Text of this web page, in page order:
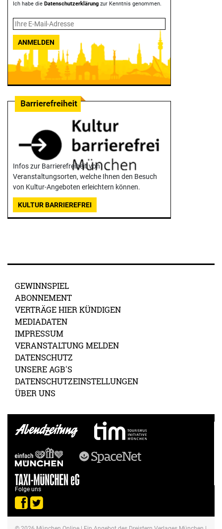
Ich habe die Datenschutzerklärung zur Kenntnis genommen.
ANMELDEN
Infos zur Barrierefreiheit von
Veranstaltungsorten, welche Ihnen den Besuch
von Kultur-Angeboten erleichtern können.
KULTUR BARRIEREFREI
GEWINNSPIEL
ABONNEMENT
VERTRÄGE HIER KÜNDIGEN
MEDIADATEN
IMPRESSUM
VERANSTALTUNG MELDEN
DATENSCHUTZ
UNSERE AGB'S
DATENSCHUTZEINSTELLUNGEN
ÜBER UNS
Folge uns